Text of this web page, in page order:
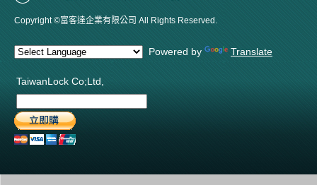
Copyright ©富客達企業有限公司 All Rights Reserved.
Powered by Translate
TaiwanLock Co;Ltd,